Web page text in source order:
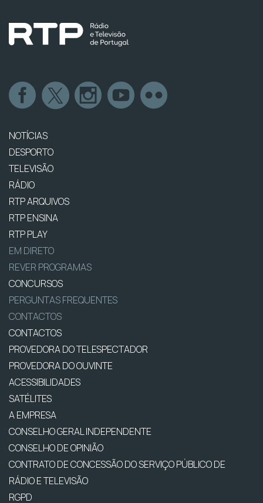
NOTÍCIAS
DESPORTO
TELEVISÃO
RÁDIO
RTP ARQUIVOS
RTP ENSINA
RTP PLAY
EM DIRETO
REVER PROGRAMAS
CONCURSOS
PERGUNTAS FREQUENTES
CONTACTOS
CONTACTOS
PROVEDORA DO TELESPECTADOR
PROVEDORA DO OUVINTE
ACESSIBILIDADES
SATÉLITES
A EMPRESA
CONSELHO GERAL INDEPENDENTE
CONSELHO DE OPINIÃO
CONTRATO DE CONCESSÃO DO SERVIÇO PÚBLICO DE
RÁDIO E TELEVISÃO
RGPD